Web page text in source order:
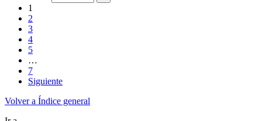
1
2
3
4
5
…
7
Siguiente
Volver a Índice general